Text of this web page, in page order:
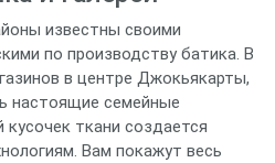
известны своими
по производству батика. В
в центре Джокьякарты,
настоящие семейные
ткани создается
Вам покажут весь